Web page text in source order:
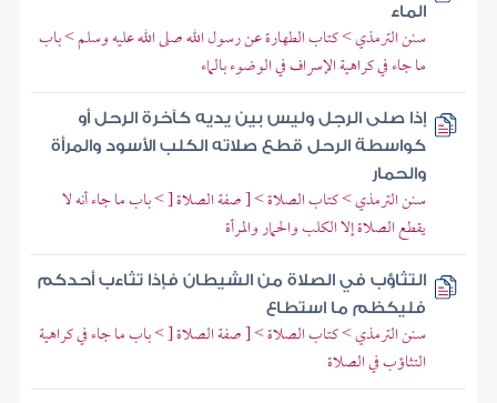
الماء
سنن الترمذي > كتاب الطهارة عن رسول الله صلى الله عليه وسلم > باب
ما جاء في كراهية الإسراف في الوضوء بالماء
إذا صلى الرجل وليس بين يديه كآخرة الرحل أو
كواسطة الرحل قطع صلاته الكلب الأسود والمرأة
والحمار
سنن الترمذي > كتاب الصلاة > [ صفة الصلاة [ > باب ما جاء أنه لا
يقطع الصلاة إلا الكلب والحمار والمرأة
التثاؤب في الصلاة من الشيطان فإذا تثاءب أحدكم
فليكظم ما استطاع
سنن الترمذي > كتاب الصلاة > [ صفة الصلاة [ > باب ما جاء في كراهية
التثاؤب في الصلاة